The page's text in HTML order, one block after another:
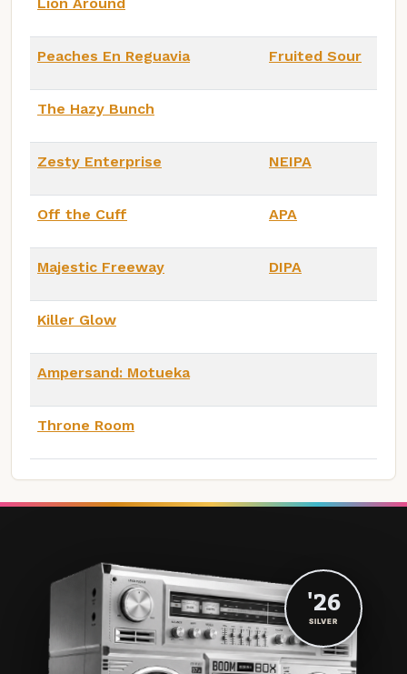
Peaches En Reguavia Fruited Sour
The Hazy Bunch
Zesty Enterprise NEIPA
Off the Cuff APA
Majestic Freeway DIPA
Killer Glow
Ampersand: Motueka
Throne Room
'26
SILVER